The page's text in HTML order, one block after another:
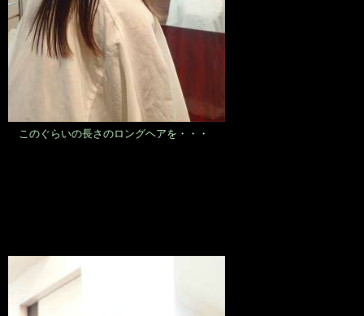
このぐらいの長さのロングヘアを・・・